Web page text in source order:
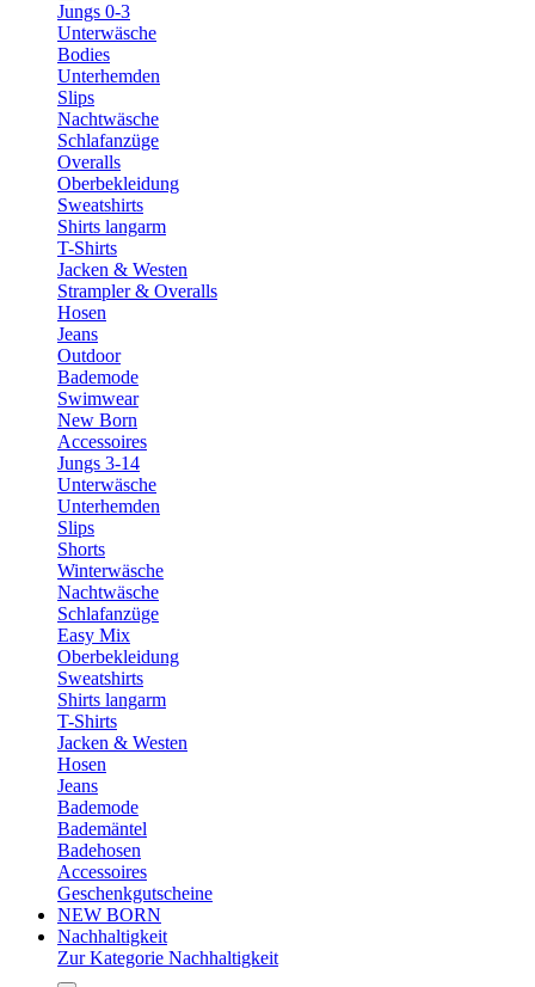
Jungs 0-3
Unterwäsche
Bodies
Unterhemden
Slips
Nachtwäsche
Schlafanzüge
Overalls
Oberbekleidung
Sweatshirts
Shirts langarm
T-Shirts
Jacken & Westen
Strampler & Overalls
Hosen
Jeans
Outdoor
Bademode
Swimwear
New Born
Accessoires
Jungs 3-14
Unterwäsche
Unterhemden
Slips
Shorts
Winterwäsche
Nachtwäsche
Schlafanzüge
Easy Mix
Oberbekleidung
Sweatshirts
Shirts langarm
T-Shirts
Jacken & Westen
Hosen
Jeans
Bademode
Bademäntel
Badehosen
Accessoires
Geschenkgutscheine
NEW BORN
Nachhaltigkeit
Zur Kategorie Nachhaltigkeit